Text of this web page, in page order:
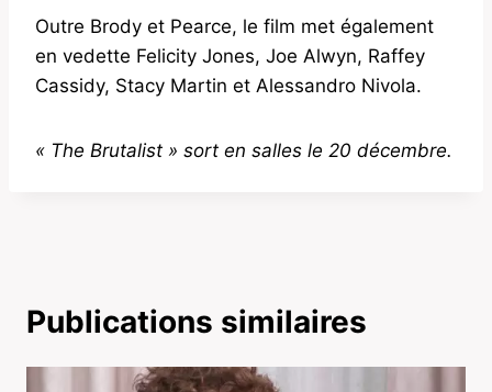
Outre Brody et Pearce, le film met également
en vedette Felicity Jones, Joe Alwyn, Raffey
Cassidy, Stacy Martin et Alessandro Nivola.
« The Brutalist » sort en salles le 20 décembre.
Publications similaires